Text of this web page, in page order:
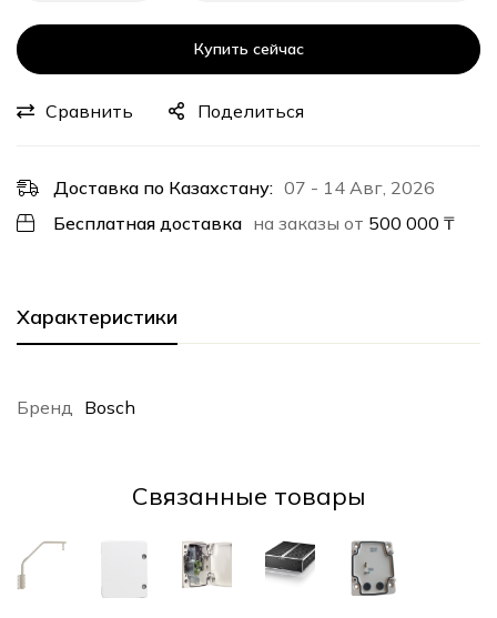
Купить сейчас
Сравнить Поделиться
Доставка по Казахстану: 07 - 14 Авг, 2026
Бесплатная доставка на заказы от 500 000 ₸
Характеристики
Бренд Bosch
Cвязанные товары